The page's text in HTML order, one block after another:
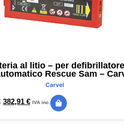
al litio – per defibrillatore
Rescue Sam –
Carvel
382,91 € IVA inc.